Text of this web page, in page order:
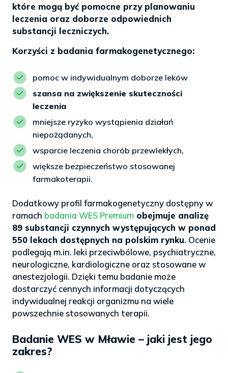
które mogą być pomocne przy planowaniu
leczenia oraz doborze odpowiednich
substancji leczniczych.
Korzyści z badania farmakogenetycznego:
pomoc w indywidualnym doborze leków
szansa na zwiększenie skuteczności
leczenia
mniejsze ryzyko wystąpienia działań
niepożądanych,
wsparcie leczenia chorób przewlekłych,
większe bezpieczeństwo stosowanej
farmakoterapii.
Dodatkowy profil farmakogenetyczny dostępny w
ramach badania WES Premium obejmuje analizę
89 substancji czynnych występujących w ponad
550 lekach dostępnych na polskim rynku. Ocenie
podlegają m.in. leki przeciwbólowe, psychiatryczne,
neurologiczne, kardiologiczne oraz stosowane w
anestezjologii. Dzięki temu badanie może
dostarczyć cennych informacji dotyczących
indywidualnej reakcji organizmu na wiele
powszechnie stosowanych terapii.
Badanie WES w Mławie – jaki jest jego
zakres?